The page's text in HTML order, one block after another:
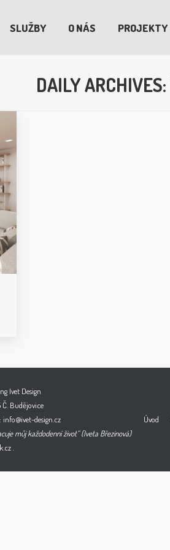
SLUŽBY O NÁS PROJEKTY
DAILY ARCHIVES:
Ivet Design
Budějovice
design.cz
můj každodenní život“ (Iveta Březinová)
Úvod